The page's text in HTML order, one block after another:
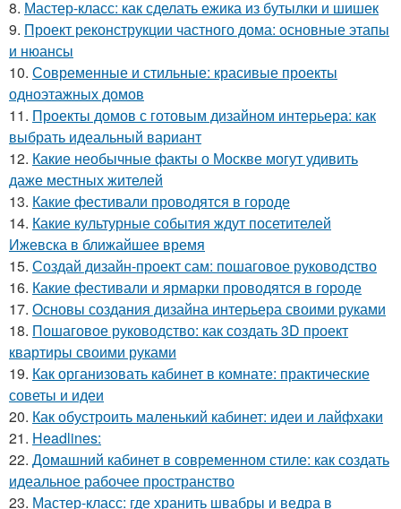
8. Мастер-класс: как сделать ежика из бутылки и шишек
9. Проект реконструкции частного дома: основные этапы
и нюансы
10. Современные и стильные: красивые проекты
одноэтажных домов
11. Проекты домов с готовым дизайном интерьера: как
выбрать идеальный вариант
12. Какие необычные факты о Москве могут удивить
даже местных жителей
13. Какие фестивали проводятся в городе
14. Какие культурные события ждут посетителей
Ижевска в ближайшее время
15. Создай дизайн-проект сам: пошаговое руководство
16. Какие фестивали и ярмарки проводятся в городе
17. Основы создания дизайна интерьера своими руками
18. Пошаговое руководство: как создать 3D проект
квартиры своими руками
19. Как организовать кабинет в комнате: практические
советы и идеи
20. Как обустроить маленький кабинет: идеи и лайфхаки
21. Headlines:
22. Домашний кабинет в современном стиле: как создать
идеальное рабочее пространство
23. Мастер-класс: где хранить швабры и ведра в